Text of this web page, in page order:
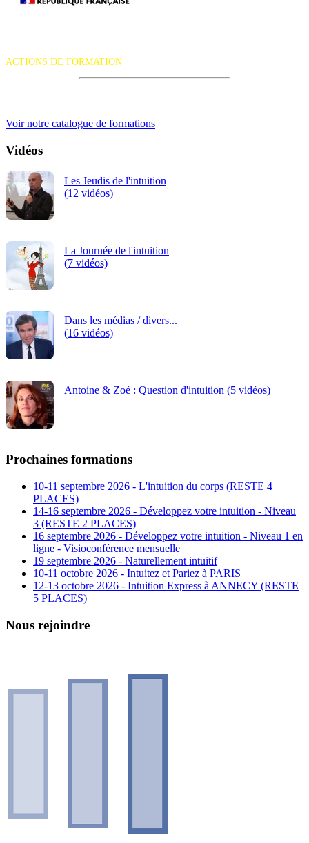
ACTIONS DE FORMATION
Voir notre catalogue de formations
Vidéos
Les Jeudis de l'intuition
(12 vidéos)
La Journée de l'intuition
(7 vidéos)
Dans les médias / divers...
(16 vidéos)
Antoine & Zoé : Question d'intuition (5 vidéos)
Prochaines formations
10-11 septembre 2026 - L'intuition du corps (RESTE 4
PLACES)
14-16 septembre 2026 - Développez votre intuition - Niveau
3 (RESTE 2 PLACES)
16 septembre 2026 - Développez votre intuition - Niveau 1 en
ligne - Visioconférence mensuelle
19 septembre 2026 - Naturellement intuitif
10-11 octobre 2026 - Intuitez et Pariez à PARIS
12-13 octobre 2026 - Intuition Express à ANNECY (RESTE
5 PLACES)
Nous rejoindre